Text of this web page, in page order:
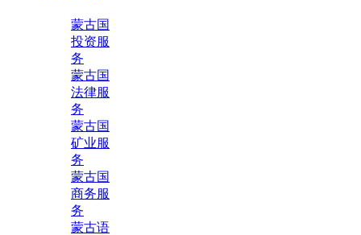
蒙古国
投资服
务
蒙古国
法律服
务
蒙古国
矿业服
务
蒙古国
商务服
务
蒙古语